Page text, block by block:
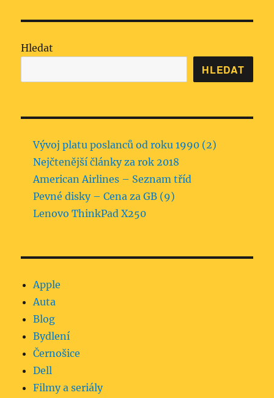
NKA
Hledat
HLEDAT
Vývoj platu poslanců od roku 1990 (2)
Nejčtenější články za rok 2018
American Airlines – Seznam tříd
Pevné disky – Cena za GB (9)
Lenovo ThinkPad X250
Apple
Auta
Blog
Bydlení
Černošice
Dell
Filmy a seriály